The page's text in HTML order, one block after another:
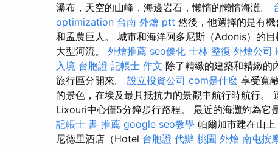
瀑布，天空的山峰，海邊岩石，懶惰的懶惰海灘。
optimization 台南 外燴 ptt 然後，他選擇的是有
和孟農巨人。 城市和海洋阿多尼斯（Adonis）的
大型河流。 外燴推薦 seo優化 士林 整復 外燴公司
入境 台胞證 記帳士 作文 除了精緻的建築和精緻的
旅行區分開來。 設立投資公司 com是什麼 享受寬
的景色，在埃及最具抵抗力的景觀中航行時航行
Lixouri中心僅5分鐘步行路程。 最近的海灘約為它
記帳士 書 推薦 google seo教學 帕爾加市建在山
尼德里酒店（Hotel 台胞證 代辦 桃園 外燴 南屯按